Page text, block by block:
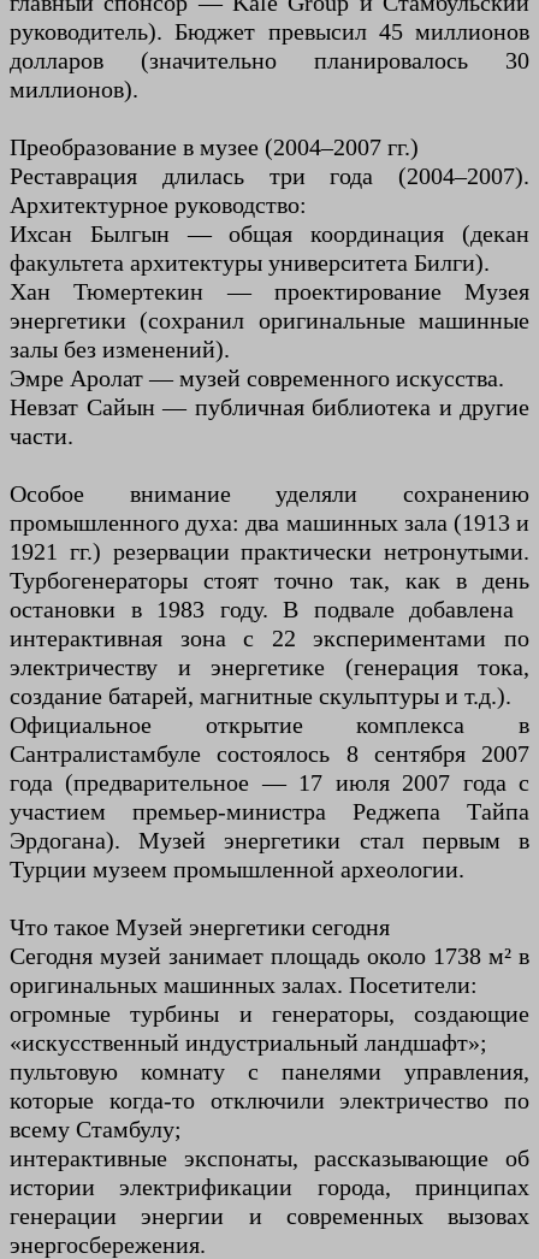
руководитель). Бюджет превысил 45 миллионов
долларов (значительно планировалось 30
миллионов).
Преобразование в музее (2004–2007 гг.)
Реставрация длилась три года (2004–2007).
Архитектурное руководство:
Ихсан Былгын — общая координация (декан
факультета архитектуры университета Билги).
Хан Тюмертекин — проектирование Музея
энергетики (сохранил оригинальные машинные
залы без изменений).
Эмре Аролат — музей современного искусства.
Невзат Сайын — публичная библиотека и другие
части.
Особое внимание уделяли сохранению
промышленного духа: два машинных зала (1913 и
1921 гг.) резервации практически нетронутыми.
Турбогенераторы стоят точно так, как в день
остановки в 1983 году. В подвале добавлена ​​
интерактивная зона с 22 экспериментами по
электричеству и энергетике (генерация тока,
создание батарей, магнитные скульптуры и т.д.).
Официальное открытие комплекса в
Сантралистамбуле состоялось 8 сентября 2007
года (предварительное — 17 июля 2007 года с
участием премьер-министра Реджепа Тайпа
Эрдогана). Музей энергетики стал первым в
Турции музеем промышленной археологии.
Что такое Музей энергетики сегодня
Сегодня музей занимает площадь около 1738 м² в
оригинальных машинных залах. Посетители:
огромные турбины и генераторы, создающие
«искусственный индустриальный ландшафт»;
пультовую комнату с панелями управления,
которые когда-то отключили электричество по
всему Стамбулу;
интерактивные экспонаты, рассказывающие об
истории электрификации города, принципах
генерации энергии и современных вызовах
энергосбережения.